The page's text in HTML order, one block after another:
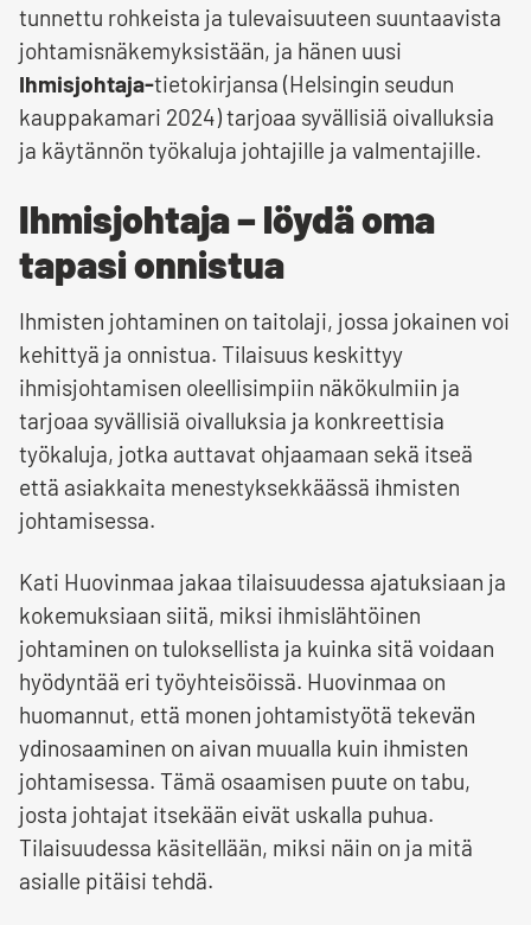
tunnettu rohkeista ja tulevaisuuteen suuntaavista
johtamisnäkemyksistään, ja hänen uusi
Ihmisjohtaja-tietokirjansa (Helsingin seudun
kauppakamari 2024) tarjoaa syvällisiä oivalluksia
ja käytännön työkaluja johtajille ja valmentajille.
Ihmisjohtaja – löydä oma
tapasi onnistua
Ihmisten johtaminen on taitolaji, jossa jokainen voi
kehittyä ja onnistua. Tilaisuus keskittyy
ihmisjohtamisen oleellisimpiin näkökulmiin ja
tarjoaa syvällisiä oivalluksia ja konkreettisia
työkaluja, jotka auttavat ohjaamaan sekä itseä
että asiakkaita menestyksekkäässä ihmisten
johtamisessa.
Kati Huovinmaa jakaa tilaisuudessa ajatuksiaan ja
kokemuksiaan siitä, miksi ihmislähtöinen
johtaminen on tuloksellista ja kuinka sitä voidaan
hyödyntää eri työyhteisöissä. Huovinmaa on
huomannut, että monen johtamistyötä tekevän
ydinosaaminen on aivan muualla kuin ihmisten
johtamisessa. Tämä osaamisen puute on tabu,
josta johtajat itsekään eivät uskalla puhua.
Tilaisuudessa käsitellään, miksi näin on ja mitä
asialle pitäisi tehdä.